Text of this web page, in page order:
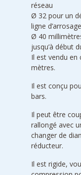
réseau
Ø 32 pour un
ligne d’arrosage
Ø 40
jusqu’à début
Il est vendu en
mètres.
Il est conçu
bars.
Il peut être
rallongé avec
changer de
réducteur.
Il est rigide,